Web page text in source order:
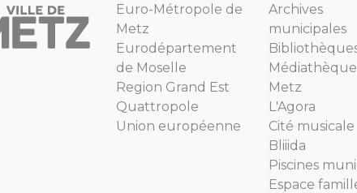
Euro-Métropole de
Metz
Eurodépartement
de Moselle
Region Grand Est
Quattropole
Union européenne
Archives
municipales
Metz
L'Agora
Cité musicale
Bliiida
Piscines
Espace